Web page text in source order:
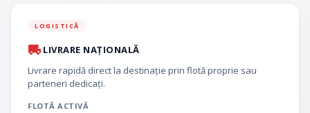
LOGISTICĂ
LIVRARE NAȚIONALĂ
Livrare rapidă direct la destinație prin flotă proprie sau
parteneri dedicați.
FLOTĂ ACTIVĂ